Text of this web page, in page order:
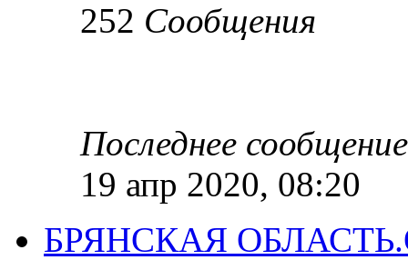
252 Сообщения
Последнее сообщение
19 апр 2020, 08:20
БРЯНСКАЯ